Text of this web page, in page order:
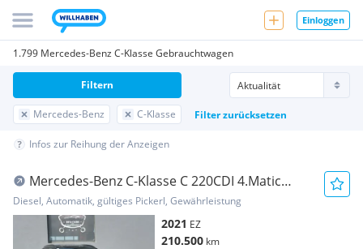
Einloggen
1.799 Mercedes-Benz C-Klasse Gebrauchtwagen
Mercedes-Benz C-Klasse Filter zurücksetzen
Filtern
Infos zur Reihung der Anzeigen
Mercedes-Benz C-Klasse C 220CDI 4.Matic
AMG-Paket
Diesel, Automatik, gültiges Pickerl, Gewährleistung
2021 EZ
210.500 km